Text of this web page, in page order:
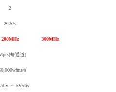
2
2GS/s
200MHz 300MHz
每通道)
s
div ～ 5V/div